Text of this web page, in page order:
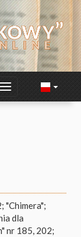
"Chimera";
dla
nr 185, 202;